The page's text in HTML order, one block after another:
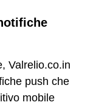
Valrelio.co.in
push che
mobile